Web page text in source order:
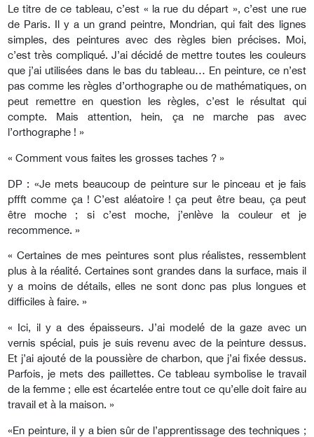
Le titre de ce tableau, c’est « la rue du départ », c’est une rue
de Paris. Il y a un grand peintre, Mondrian, qui fait des lignes
simples, des peintures avec des règles bien précises. Moi,
c’est très compliqué. J’ai décidé de mettre toutes les couleurs
que j’ai utilisées dans le bas du tableau… En peinture, ce n’est
pas comme les règles d’orthographe ou de mathématiques, on
peut remettre en question les règles, c’est le résultat qui
compte. Mais attention, hein, ça ne marche pas avec
l’orthographe ! »
« Comment vous faites les grosses taches ? »
DP : «Je mets beaucoup de peinture sur le pinceau et je fais
pffft comme ça ! C’est aléatoire ! ça peut être beau, ça peut
être moche ; si c’est moche, j’enlève la couleur et je
recommence. »
« Certaines de mes peintures sont plus réalistes, ressemblent
plus à la réalité. Certaines sont grandes dans la surface, mais il
y a moins de détails, elles ne sont donc pas plus longues et
difficiles à faire. »
« Ici, il y a des épaisseurs. J’ai modelé de la gaze avec un
vernis spécial, puis je suis revenu avec de la peinture dessus.
Et j’ai ajouté de la poussière de charbon, que j’ai fixée dessus.
Parfois, je mets des paillettes. Ce tableau symbolise le travail
de la femme ; elle est écartelée entre tout ce qu’elle doit faire au
travail et à la maison. »
«En peinture, il y a bien sûr de l’apprentissage des techniques ;